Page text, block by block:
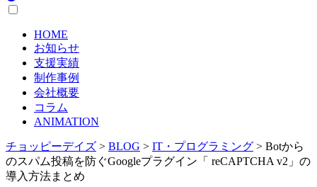
HOME
お知らせ
支援実績
制作事例
会社概要
コラム
ANIMATION
チョッピーデイズ > BLOG > IT・プログラミング > Botから
のスパム投稿を防ぐGoogleプラグイン「 reCAPTCHA v2」の
導入方法まとめ